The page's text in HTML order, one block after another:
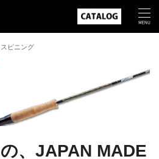
ピニング
、JAPAN MADE